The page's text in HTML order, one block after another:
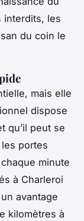
interdits, les
du coin le
mais elle
dispose
qu’il peut se
portes
minute
à Charleroi
avantage
kilomètres à